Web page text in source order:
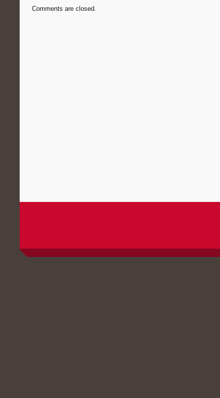
Comments are closed.